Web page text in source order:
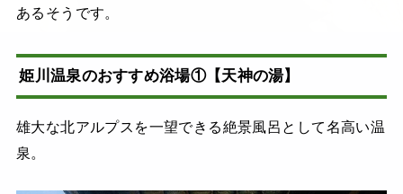
あるそうです。
姫川温泉のおすすめ浴場①【天神の湯】
雄大な北アルプスを一望できる絶景風呂として名高い温
泉。